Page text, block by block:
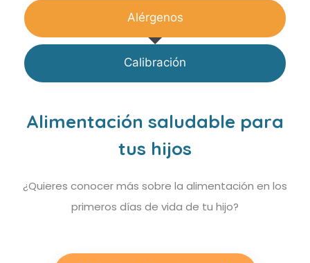
Alérgenos
Calibración
Alimentación saludable para
tus hijos
¿Quieres conocer más sobre la alimentación en los
primeros días de vida de tu hijo?